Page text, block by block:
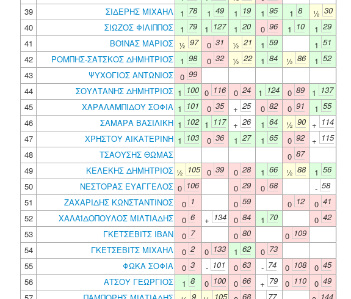
39
ΣΙΔΕΡΗΣ ΜΙΧΑΗΛ 1 78 1 49 1 19 1 95 1 8 ½ 30
40
ΣΙΩΖΟΣ ΦΙΛΙΠΠΟΣ 1 79 1 127 1 20 0 96 1 10 1 29
41
ΒΟΪΝΑΣ ΜΑΡΙΟΣ ½ 97 0 31 ½ 21 1 59 1 51
42
ΡΟΜΠΗΣ-ΣΑΤΣΚΟΣ ΔΗΜΗΤΡΙΟΣ 1 98 0 32 ½ 22 1 84 ½ 86 1 52
43
ΨΥΧΟΓΙΟΣ ΑΝΤΩΝΙΟΣ 0 99
44
ΣΟΥΛΤΑΝΗΣ ΔΗΜΗΤΡΙΟΣ 1 100 0 116 0 24 1 124 0 89 1 137
45
ΧΑΡΑΛΑΜΠΙΔΟΥ ΣΟΦΙΑ 1 101 0 35 + 25 0 82 0 91 1 55
46
ΣΑΜΑΡΑ ΒΑΣΙΛΙΚΗ 1 102 1 117 + 26 1 64 ½ 90 + 114
47
ΧΡΗΣΤΟΥ ΑΙΚΑΤΕΡΙΝΗ 1 103 0 36 1 27 1 65 0 92 + 115
48
ΤΣΑΟΥΣΗΣ ΘΩΜΑΣ 0 87
49
ΚΕΛΕΚΗΣ ΔΗΜΗΤΡΙΟΣ ½ 105 0 39 0 28 1 66 ½ 88 1 56
50
ΝΕΣΤΟΡΑΣ ΕΥΑΓΓΕΛΟΣ 0 106 0 29 0 68 - 58
51
ΖΑΧΑΡΙΔΗΣ ΚΩΝΣΤΑΝΤΙΝΟΣ 0 1 0 59 0 12 0 41
52
ΧΑΛΑΪΔΟΠΟΥΛΟΣ ΜΙΛΤΙΑΔΗΣ 0 6 + 134 0 84 1 70 0 42
53
ΓΚΕΤΣΕΒΙΤΣ ΙΒΑΝ 0 7 0 80 0 109
54
ΓΚΕΤΣΕΒΙΤΣ ΜΙΧΑΗΛ 0 2 0 133 1 62 0 73
55
ΦΩΚΑ ΣΟΦΙΑ 0 3 - 101 0 63 - 74 0 108 0 45
56
ΑΤΣΟΥ ΓΕΩΡΓΙΟΣ 1 8 0 100 0 66 + 79 0 110 0 49
9 105 68 77
144